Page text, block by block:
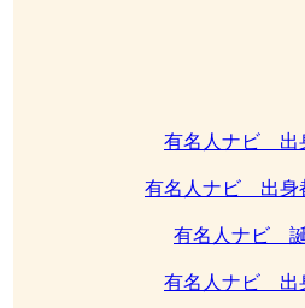
有名人ナビ 出
有名人ナビ 出身
有名人ナビ
有名人ナビ 出